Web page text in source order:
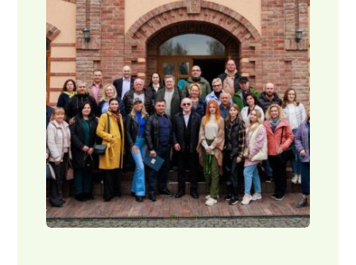
Для
екскурсово